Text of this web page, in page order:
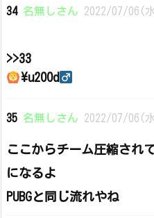
34 名無しさん 2022/07/06(
>>33
\u200d
35 名無しさん 2022/07/06(
ここからチーム圧縮され
になるよ
PUBGと同じ流れやね